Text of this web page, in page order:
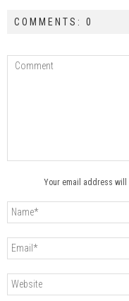
COMMENTS: 0
Your email address